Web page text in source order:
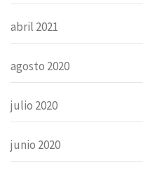
abril 2021
agosto 2020
julio 2020
junio 2020